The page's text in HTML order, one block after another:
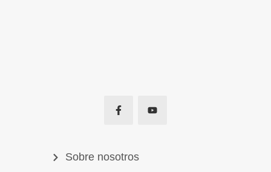
Sobre nosotros